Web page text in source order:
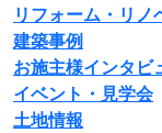
リフォーム・リノ
建築事例
お施主様インタビ
イベント・見学会
土地情報